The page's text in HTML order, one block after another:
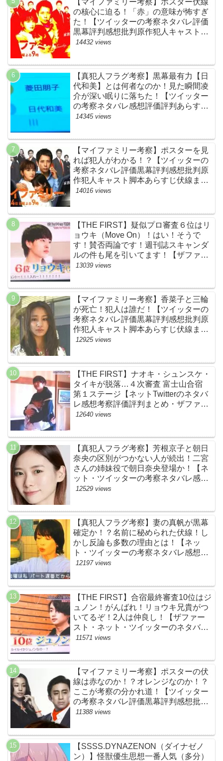
の核心に迫る！「赤」の意味が怖すぎ
た！【ツイッターの考察ネタバレ評価
黒幕評判感想批判原作犯人キャスト脚
本あらすじ伏線まとめ】
14432 views
【真犯人フラグ考察】黒幕最有力【日
代和美】とは何者なのか！見た瞬間凌
介が深い眠りに落ちた！【ツイッター
の考察ネタバレ感想評価評判あらすじ
原作犯人キャスト黒幕伏線まとめ】
14345 views
【マイファミリー考察】ポスターを見
れば犯人がわかる！？【ツイッターの
考察ネタバレ評価黒幕評判感想批判原
作犯人キャスト脚本あらすじ伏線まと
め】
14016 views
【THE FIRST】疑似プロ審査６位はリ
ョウキ（Move On）！はい！そうで
す！賛否両論です！週刊誌スキャンダ
ルの件も尾を引いてます！【ザファー
スト・ネットのネタバレ感想考察まと
13039 views
【マイファミリー考察】香菜子と三輪
が死亡！犯人は誰だ！【ツイッターの
考察ネタバレ評価黒幕評判感想批判原
作犯人キャスト脚本あらすじ伏線まと
め】
12925 views
【THE FIRST】ナオキ・シュンスケ・
タイキが脱落…４次審査 富士山合宿
第１ステージ【ネットTwitterのネタバ
レ感想考察評価評判まとめ・ザファー
スト・スッキリ・BE:FIRST・ビーフ
12640 views
【真犯人フラグ考察】芳根京子と朝日
奈央の区別がつかない人が続出！二宮
さんの姉妹役で朝日奈央登場か！【ネ
ット・ツイッターの考察ネタバレ感想
評価評判あらすじ原作犯人キャスト黒
12529 views
【真犯人フラグ考察】妻の真帆が黒幕
確定か！？名前に秘められた伏線！し
かし反論も多数の理由とは！【ネッ
ト・ツイッターの考察ネタバレ感想評
価評判あらすじ原作犯人キャスト黒幕
12197 views
【THE FIRST】合宿最終審査10位はジ
ュノン！がんばれ！リョウキ兄貴がつ
いてるぞ！2人は仲良し！【ザファー
スト・ネット・ツイッターのネタバレ
考察まとめ感想評価評判・スッキリ・
11571 views
【マイファミリー考察】ポスターの伏
線は赤なのか！？オレンジなのか！？
ここが考察の分かれ道！【ツイッター
の考察ネタバレ評価黒幕評判感想批判
原作犯人キャスト脚本あらすじ伏線ま
11388 views
【SSSS.DYNAZENON（ダイナゼノ
ン）】怪獣優生思想一番人気（多分）